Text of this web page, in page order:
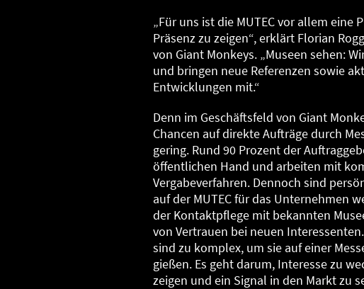
„Für uns ist die MUTEC vor allem eine
Präsenz zu zeigen“, erklärt Florian
von Giant Monkeys. „Museen sehen:
und bringen neue Referenzen sowie
Entwicklungen mit.“
Denn im Geschäftsfeld von Giant
Chancen auf direkte Aufträge durch
gering. Rund 90 Prozent der
öffentlichen Hand und arbeiten mit
Vergabeverfahren. Dennoch sind
auf der MUTEC für das Unternehmen
der Kontaktpflege mit bekannten
von Vertrauen bei neuen
sind zu komplex, um sie auf einer
gießen. Es geht darum, Interesse zu
zeigen und ein Signal in den Markt zu